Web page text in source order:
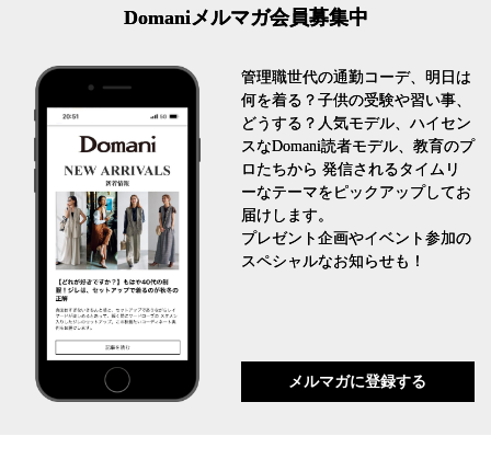
Domaniメルマガ会員募集中
管理職世代の通勤コーデ、明日は
何を着る？子供の受験や習い事、
どうする？人気モデル、ハイセン
スなDomani読者モデル、教育のプ
ロたちから 発信されるタイムリ
ーなテーマをピックアップしてお
届けします。
プレゼント企画やイベント参加の
スペシャルなお知らせも！
メルマガに登録する